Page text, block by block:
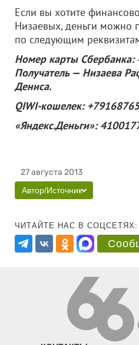
Если вы хотите
Низаевых, деньги можно
по следующим
Номер карты
Получатель — Низаева
Дениса.
QIWI-кошелек:
«Яндекс.Деньги»:
27 августа 2013
Автор/Источник
ЧИТАЙТЕ НАС В СОЦСЕТЯХ: